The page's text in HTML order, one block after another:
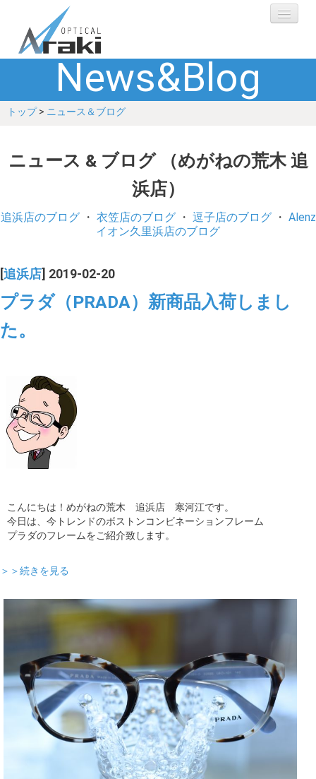
選ばれる理由
ブランド
ショップ
お客さまの声
ブログ
採用
News&Blog
トップ> ニュース＆ブログ
ニュース & ブログ （めがねの荒木 追
浜店）
追浜店のブログ・ 衣笠店のブログ・ 逗子店のブログ・ Alenz
イオン久里浜店のブログ
追浜店 ] 2019-02-20
プラダ（PRADA）新商品入荷しまし
た。
こんにちは！めがねの荒木 追浜店 寒河江です。
今日は、今トレンドのボストンコンビネーションフレーム
プラダのフレームをご紹介致します。
＞＞続きを見る